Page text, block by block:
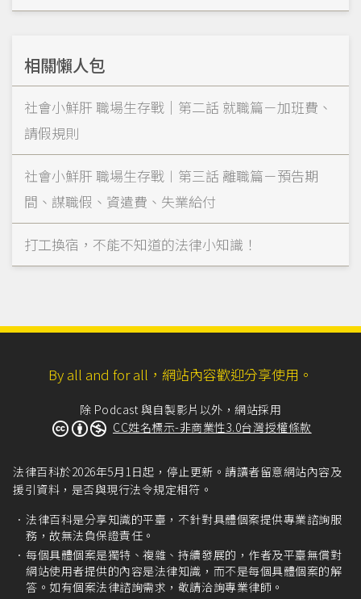
相關懶人包
社會小鮮肝 職場生存戰｜第二話 就職篇－加班費、
請假規則
社會小鮮肝 職場生存戰︱第三話 離職篇－預告期
間、謀職假、資遣費、失業給付
打工換宿，不能不知道的法律小知識！
By all and for all，網站內容歡迎分享使用。
除 Podcast 與自製影片以外，網站採用
CC姓名標示-非商業性3.0台灣授權條款
法律百科於2026年5月1日起，停止更新。請讀者留意網站內容及
援引資料，是否與現行法令規定相符。
法律百科是分享知識的平臺，不針對具體個案提供專業諮詢服
務，故無法負保證責任。
每個具體個案是獨特、複雜、持續發展的，作者及平臺無償對
網站使用者提供的內容是法律知識，而不是每個具體個案的解
答。如有個案法律諮詢需求，敬請洽詢專業律師。